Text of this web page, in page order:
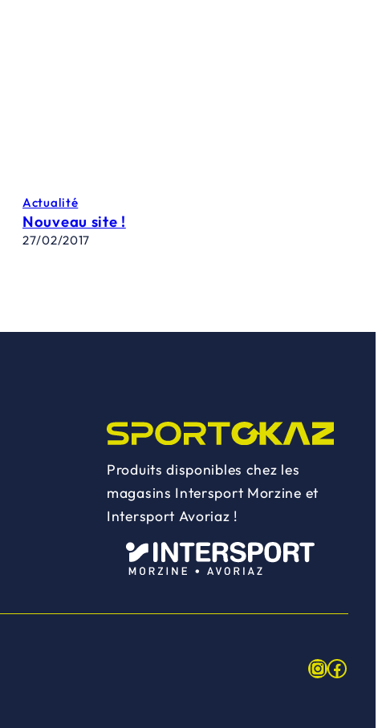
Actualité
Nouveau site !
27/02/2017
Produits disponibles chez les
magasins Intersport Morzine et
Intersport Avoriaz !